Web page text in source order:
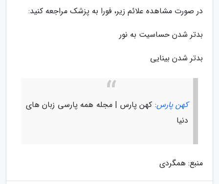
در صورت مشاهده علائم زیر، فورا به پزشک مراجعه کنید:
بدتر شدن حساسیت به نور
بدتر شدن بینایی
کهن پارس: کهن پارس | مجله همه پارسی زبان های
دنیا
منبع: همگردی